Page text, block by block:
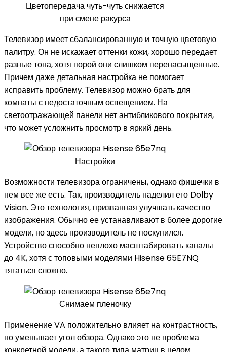
Цветопередача чуть-чуть снижается
при смене ракурса
Телевизор имеет сбалансированную и точную цветовую
палитру. Он не искажает оттенки кожи, хорошо передает
разные тона, хотя порой они слишком перенасыщенные.
Причем даже детальная настройка не помогает
исправить проблему. Телевизор можно брать для
комнаты с недостаточным освещением. На
светоотражающей панели нет антибликового покрытия,
что может усложнить просмотр в яркий день.
Настройки
Возможности телевизора ограничены, однако фишечки в
нем все же есть. Так, производитель наделил его Dolby
Vision. Это технология, призванная улучшать качество
изображения. Обычно ее устанавливают в более дорогие
модели, но здесь производитель не поскупился.
Устройство способно неплохо масштабировать каналы
до 4K, хотя с топовыми моделями Hisense 65E7NQ
тягаться сложно.
Снимаем пленочку
Применение VA положительно влияет на контрастность,
но уменьшает угол обзора. Однако это не проблема